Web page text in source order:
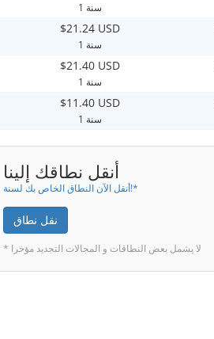
1 سنة
$21.24 USD
1 سنة
$21.40 USD
1 سنة
$11.40 USD
1 سنة
أنقل نطاقك إلينا
أنقل الآن النطاق الخاص بك لسنة!*
نقل نطاق
* لا يشمل بعض النطاقات و المجالات التجديد مؤخرا